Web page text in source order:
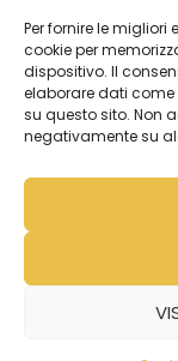
Per fornire le migliori
cookie per
dispositivo. Il
elaborare dati
su questo sito. Non
negativamente su
MENÙ
Registrazione per
Tutorial
Video Tutorial
PRIVACY E